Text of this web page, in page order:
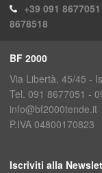
+39 091
8678518
BF 2000
Via Libertà, 45/45 -
Tel. 091 8677051 -
info@bf2000tende.it
P.IVA 04800170823
Iscriviti alla